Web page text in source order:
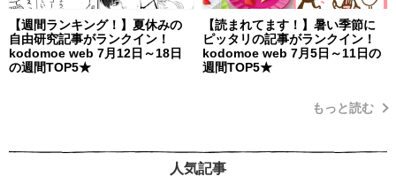
【週間ランキング！】夏休みの
自由研究記事がランクイン！
kodomoe web 7月12日～18日
の週間TOP5★
【読まれてます！】暑い季節に
ピッタリの記事がランクイン！
kodomoe web 7月5日～11日の
週間TOP5★
もっと読む
人気記事